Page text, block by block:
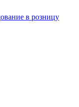
в розницу